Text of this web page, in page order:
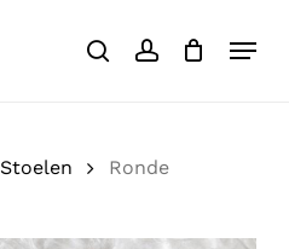
searchaccount
Menu
Close
Stoelen
Ronde